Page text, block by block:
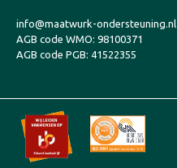
info@maatwurk-ondersteuning.nl
AGB code WMO: 98100371
AGB code PGB: 41522355